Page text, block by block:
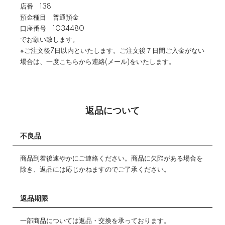
店番 138
預金種目 普通預金
口座番号 1034480
でお願い致します。
※ご注文後7日以内といたします。ご注文後７日間ご入金がない
場合は、一度こちらから連絡(メール)をいたします。
返品について
不良品
商品到着後速やかにご連絡ください。商品に欠陥がある場合を
除き、返品には応じかねますのでご了承ください。
返品期限
一部商品については返品・交換を承っております。